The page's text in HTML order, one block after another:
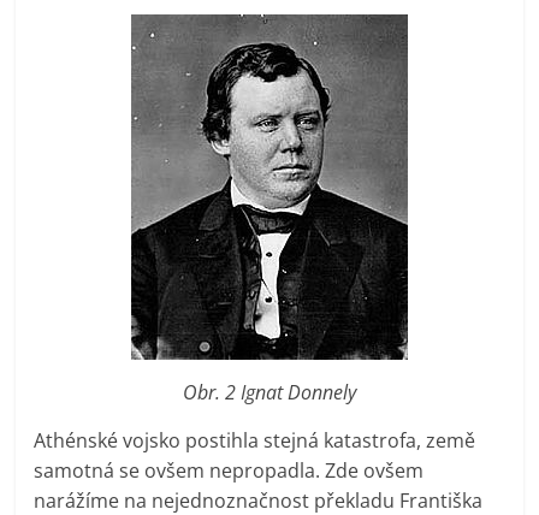
Obr. 2 Ignat Donnely
Athénské vojsko postihla stejná katastrofa, země
samotná se ovšem nepropadla. Zde ovšem
narážíme na nejednoznačnost překladu Františka